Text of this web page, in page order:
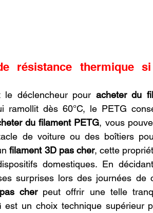
résistance thermique
déclencheur pour acheter du
ramollit dès 60°C, le PETG
du filament PETG, vous
de voiture ou des boîtiers
filament 3D pas cher, cette
domestiques. En
surprises lors des journées de
cher peut offrir une telle
est un choix technique supérieur